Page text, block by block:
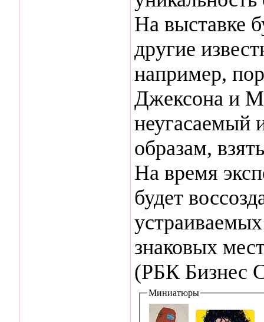
На выставке
другие
например,
Джексона и
неугасаемый
образам,
На время
будет
знаковых
(РБК Бизнес
Миниатюры